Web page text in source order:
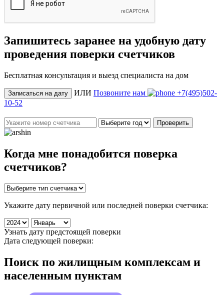
Запишитесь заранее на удобную дату
проведения поверки счетчиков
Бесплатная консультация и выезд специалиста на дом
Записаться на дату ИЛИ Позвоните нам
+7(495)502-
10-52
Проверить
Когда мне понадобится поверка
счетчиков?
Укажите дату первичной или последней поверки счетчика:
Узнать дату предстоящей поверки
Дата следующей поверки:
Поиск по жилищным комплексам и
населенным пунктам